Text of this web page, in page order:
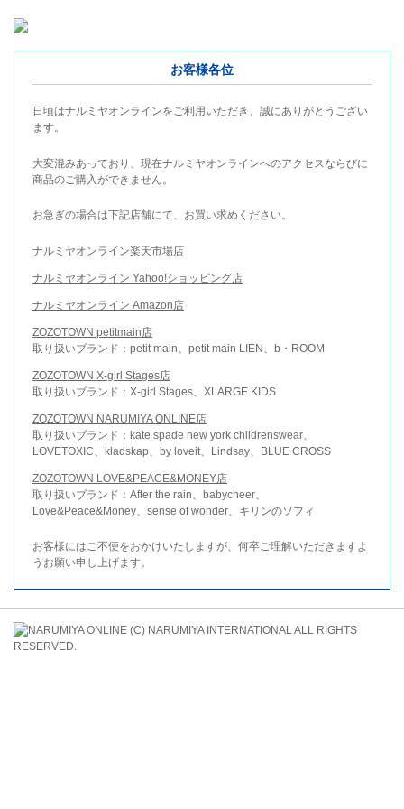
お客様各位
日頃はナルミヤオンラインをご利用いただき、誠にありがとうござい
ます。
大変混みあっており、現在ナルミヤオンラインへのアクセスならびに
商品のご購入ができません。
お急ぎの場合は下記店舗にて、お買い求めください。
ナルミヤオンライン楽天市場店
ナルミヤオンライン Yahoo!ショッピング店
ナルミヤオンライン Amazon店
ZOZOTOWN petitmain店
取り扱いブランド：petit main、petit main LIEN、b・ROOM
ZOZOTOWN X-girl Stages店
取り扱いブランド：X-girl Stages、XLARGE KIDS
ZOZOTOWN NARUMIYA ONLINE店
取り扱いブランド：kate spade new york childrenswear、
LOVETOXIC、kladskap、by loveit、Lindsay、BLUE CROSS
ZOZOTOWN LOVE&PEACE&MONEY店
取り扱いブランド：After the rain、babycheer、
Love&Peace&Money、sense of wonder、キリンのソフィ
お客様にはご不便をおかけいたしますが、何卒ご理解いただきますよ
うお願い申し上げます。